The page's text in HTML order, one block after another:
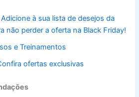
Adicione à sua lista de desejos da
não perder a oferta na Black Friday!
e Treinamentos
ofertas exclusivas